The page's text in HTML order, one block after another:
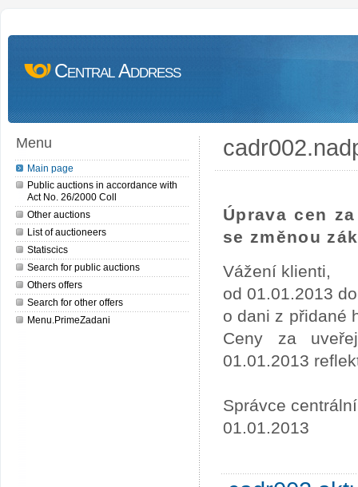
Central Address
Menu
Main page
Public auctions in accordance with
Act No. 26/2000 Coll
Other auctions
List of auctioneers
Statiscics
Search for public auctions
Others offers
Search for other offers
Menu.PrimeZadani
Úprava cen
se změnou
Vážení klienti,
od 01.01.2013
o dani z přidané
Ceny za
01.01.2013
Správce
01.01.2013